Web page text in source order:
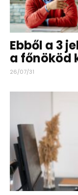
Ebből a 3
a főnököd
26/07/31